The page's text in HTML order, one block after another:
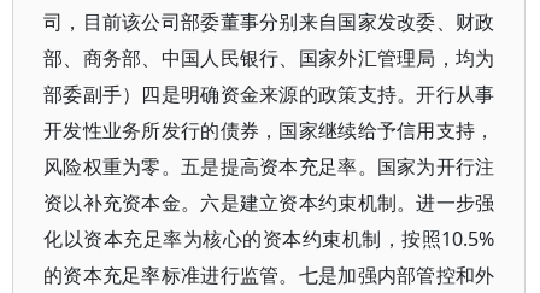
司，目前该公司部委董事分别来自国家发改委、财政
部、商务部、中国人民银行、国家外汇管理局，均为
部委副手）四是明确资金来源的政策支持。开行从事
开发性业务所发行的债券，国家继续给予信用支持，
风险权重为零。五是提高资本充足率。国家为开行注
资以补充资本金。六是建立资本约束机制。进一步强
化以资本充足率为核心的资本约束机制，按照10.5%
的资本充足率标准进行监管。七是加强内部管控和外